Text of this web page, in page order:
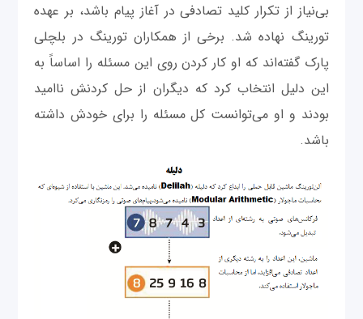
بی‌نیاز از تکرار کلید تصادفی در آغاز پیام باشد، بر عهده
تورینگ نهاده شد. برخی از همکاران تورینگ در بلچلی
پارک گفته‌اند که او کار کردن روی این مسئله را اساساً به
این دلیل انتخاب کرد که دیگران از حل کردنش ناامید
بودند و او می‌توانست کل مسئله را برای خودش داشته
‌باشد.